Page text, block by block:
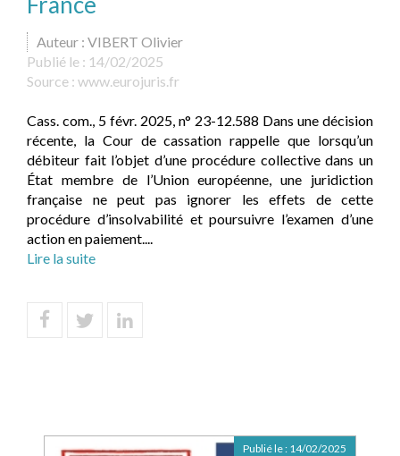
Auteur : VIBERT Olivier
Publié le : 14/02/2025
Source : www.eurojuris.fr
Cass. com., 5 févr. 2025, n° 23-12.588 Dans une décision
récente, la Cour de cassation rappelle que lorsqu’un
débiteur fait l’objet d’une procédure collective dans un
État membre de l’Union européenne, une juridiction
française ne peut pas ignorer les effets de cette
procédure d’insolvabilité et poursuivre l’examen d’une
action en paiement....
Lire la suite
Publié le : 14/02/2025